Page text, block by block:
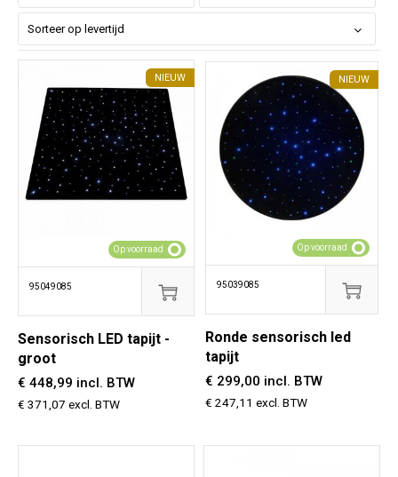
NIEUW
95049085
Op voorraad
Sensorisch LED tapijt -
groot
€ 448,99 incl. BTW
€ 371,07 excl. BTW
NIEUW
95039085
Op voorraad
Ronde sensorisch led
tapijt
€ 299,00 incl. BTW
€ 247,11 excl. BTW